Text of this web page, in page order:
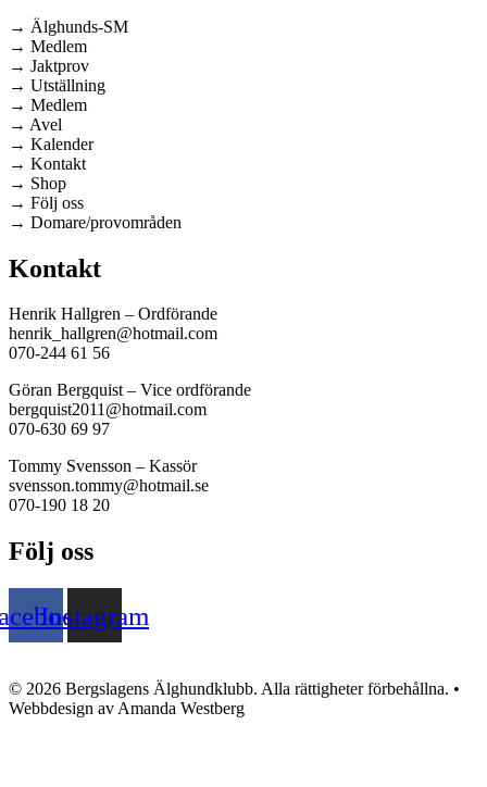
→ Älghunds-SM
→ Medlem
→ Jaktprov
→ Utställning
→ Medlem
→ Avel
→ Kalender
→ Kontakt
→ Shop
→ Följ oss
→ Domare/provområden
Kontakt
Henrik Hallgren – Ordförande
henrik_hallgren@hotmail.com
070-244 61 56
Göran Bergquist – Vice ordförande
bergquist2011@hotmail.com
070-630 69 97
Tommy Svensson – Kassör
svensson.tommy@hotmail.se
070-190 18 20
Följ oss
Instagram
© 2026 Bergslagens Älghundklubb. Alla rättigheter förbehållna. •
Webbdesign av Amanda Westberg